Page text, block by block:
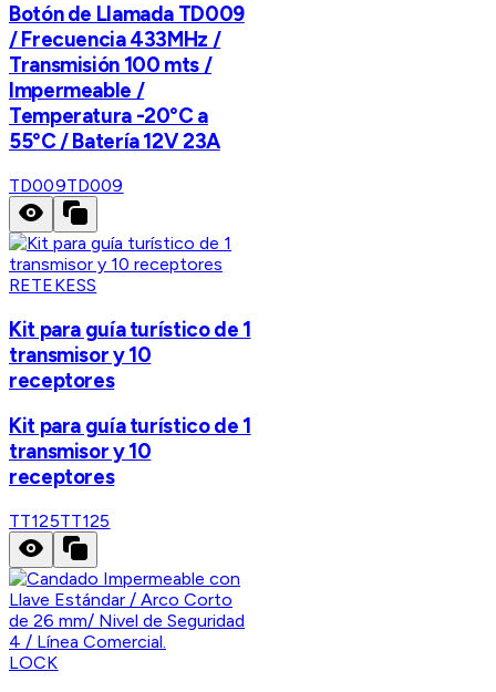
Botón de Llamada TD009
/ Frecuencia 433MHz /
Transmisión 100 mts /
Impermeable /
Temperatura -20°C a
55°C / Batería 12V 23A
TD009TD009
RETEKESS
Kit para guía turístico de 1
transmisor y 10
receptores
Kit para guía turístico de 1
transmisor y 10
receptores
TT125TT125
LOCK